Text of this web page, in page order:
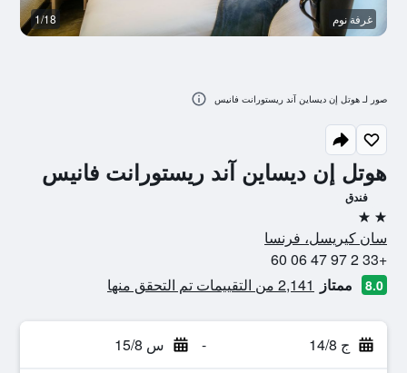
هوتل إن ديساين آند ريستورانت فانيس
فندق
2 نجمتين
سان كيريسل، فرنسا
+33 2 97 47 06 60
8.0 ممتاز 2,141 من التقييمات تم التحقق منها
ج 14/8 - س 15/8
غرفة نوم 1/18
صور لـ هوتل إن ديساين آند ريستورانت فانيس